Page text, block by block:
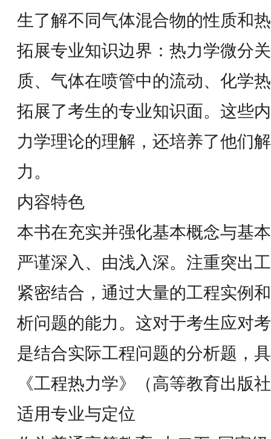
生了解不同气体混合物的性质和
拓展专业知识边界：热力学微分
质、气体在喷管中的流动、化学
拓展了考生的专业知识面。这些
力学理论的理解，还培养了他们
力。
内容特色
本书在充实并强化基本概念与基
严谨深入、由浅入深。注重突出
紧密结合，通过大量的工程实例
析问题的能力。这对于考生应对
是结合实际工程问题的分析题，
《工程热力学》（高等教育出版
适用专业与定位